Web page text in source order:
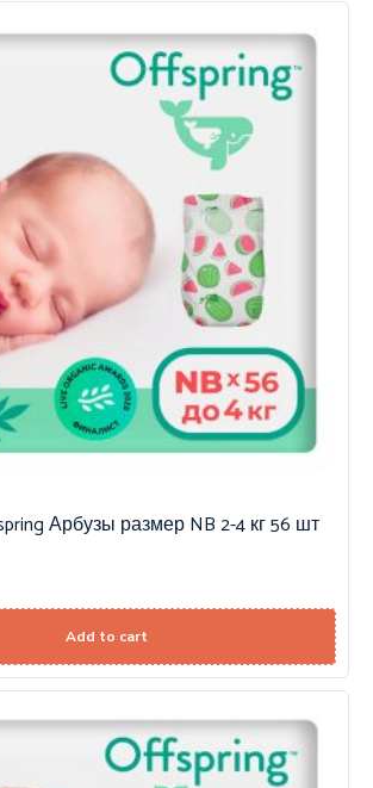
Арбузы размер NB 2-4 кг 56 шт
Add to cart